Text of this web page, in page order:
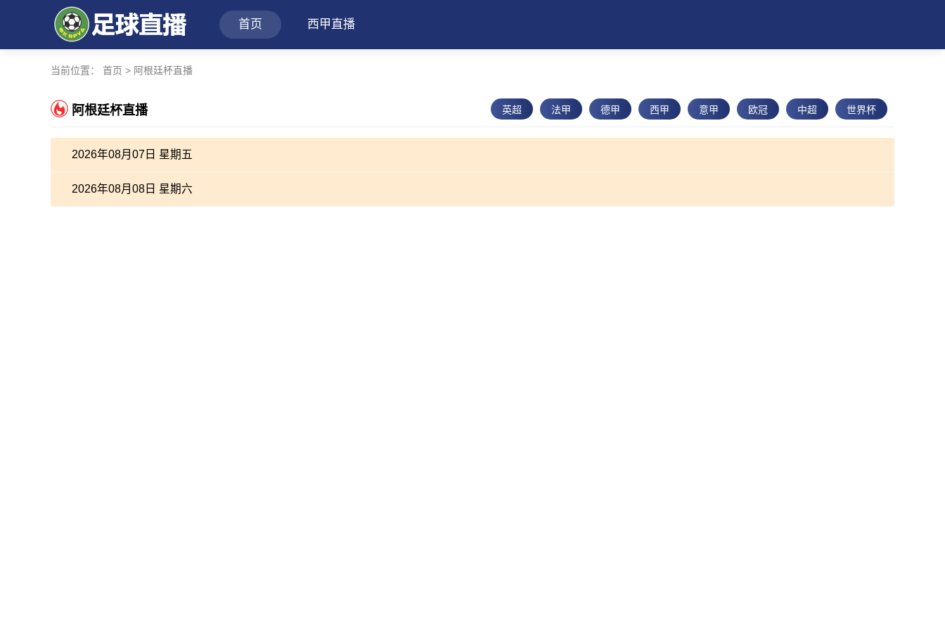
首页 西甲直播
当前位置： 首页 > 阿根廷杯直播
阿根廷杯直播 英超 法甲 德甲 西甲 意甲 欧冠 中超 世界杯
2026年08月07日 星期五
2026年08月08日 星期六